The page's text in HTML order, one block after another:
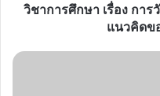
เรียน
แนวคิด
วิชาการศึกษา เรื่อง การ
แนวคิดข
สอบ